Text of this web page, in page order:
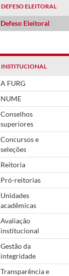
DEFESO ELEITORAL
Defeso Eleitoral
INSTITUCIONAL
A FURG
NUME
Conselhos
superiores
Concursos e
seleções
Reitoria
Pró-reitorias
Unidades
acadêmicas
Avaliação
institucional
Gestão da
integridade
Transparência e